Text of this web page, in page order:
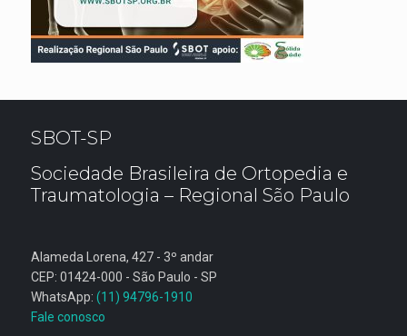
SBOT-SP
Sociedade Brasileira de Ortopedia e
Traumatologia – Regional São Paulo
Alameda Lorena, 427 - 3º andar
CEP: 01424-000 - São Paulo - SP
WhatsApp: (11) 94796-1910
Fale conosco